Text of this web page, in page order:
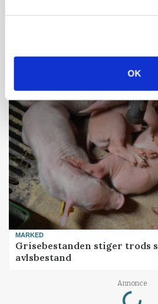
OK
Før såmaskinen kører: Her
MARKED
Grisebestanden stiger trods
avlsbestand
Annonce
Loading...